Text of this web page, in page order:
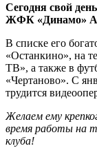
Сегодня свой
ЖФК «Динамо»
В списке его
«Останкино», на
ТВ», а также в
«Чертаново». С
трудится
Желаем ему
время работы на
клуба!